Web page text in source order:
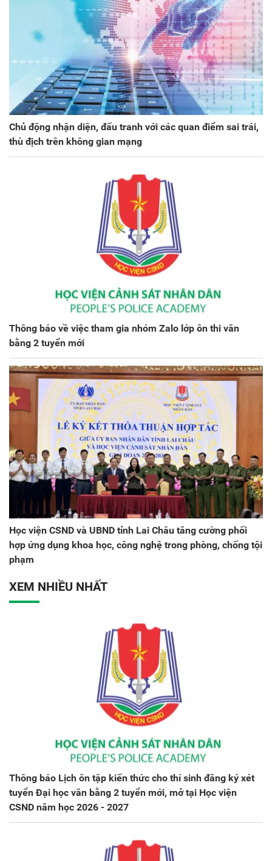
Chủ động nhận diện, đấu tranh với các quan điểm sai trái,
thù địch trên không gian mạng
Thông báo về việc tham gia nhóm Zalo lớp ôn thi văn
bằng 2 tuyển mới
Học viện CSND và UBND tỉnh Lai Châu tăng cường phối
hợp ứng dụng khoa học, công nghệ trong phòng, chống tội
phạm
XEM NHIỀU NHẤT
Thông báo Lịch ôn tập kiến thức cho thí sinh đăng ký xét
tuyển Đại học văn bằng 2 tuyển mới, mở tại Học viện
CSND năm học 2026 - 2027